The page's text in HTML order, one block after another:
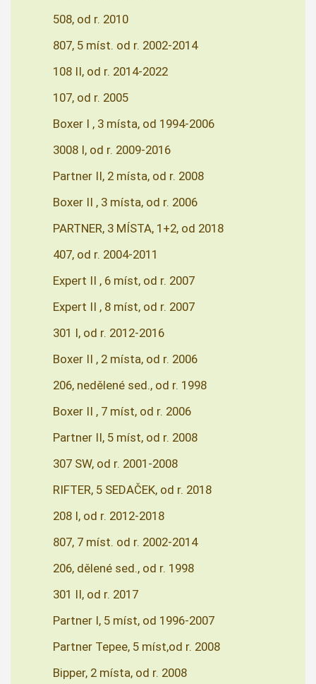
508, od r. 2010
807, 5 míst. od r. 2002-2014
108 II, od r. 2014-2022
107, od r. 2005
Boxer I , 3 místa, od 1994-2006
3008 I, od r. 2009-2016
Partner II, 2 místa, od r. 2008
Boxer II , 3 místa, od r. 2006
PARTNER, 3 MÍSTA, 1+2, od 2018
407, od r. 2004-2011
Expert II , 6 míst, od r. 2007
Expert II , 8 míst, od r. 2007
301 I, od r. 2012-2016
Boxer II , 2 místa, od r. 2006
206, nedělené sed., od r. 1998
Boxer II , 7 míst, od r. 2006
Partner II, 5 míst, od r. 2008
307 SW, od r. 2001-2008
RIFTER, 5 SEDAČEK, od r. 2018
208 I, od r. 2012-2018
807, 7 míst. od r. 2002-2014
206, dělené sed., od r. 1998
301 II, od r. 2017
Partner I, 5 míst, od 1996-2007
Partner Tepee, 5 míst,od r. 2008
Bipper, 2 místa, od r. 2008